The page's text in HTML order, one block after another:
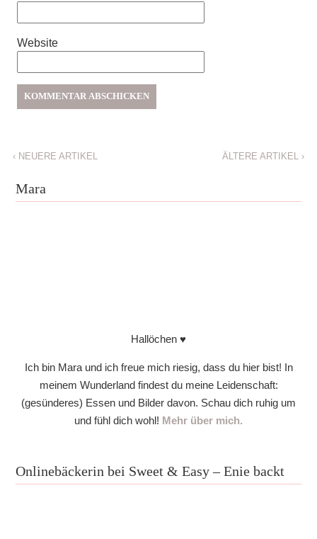
Website
‹NEUERE ARTIKEL ÄLTERE ARTIKEL ›
Mara
Hallöchen ♥
Ich bin Mara und ich freue mich riesig, dass du hier bist! In
meinem Wunderland findest du meine Leidenschaft:
(gesünderes) Essen und Bilder davon. Schau dich ruhig um
und fühl dich wohl! Mehr über mich.
Onlinebäckerin bei Sweet & Easy – Enie backt